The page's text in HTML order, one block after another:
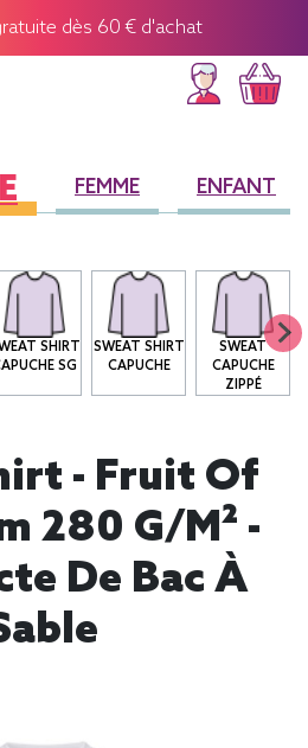
dès 60 € d'achat
FEMME ENFANT
SHIRT
SG
SWEAT SHIRT
CAPUCHE
SWEAT
CAPUCHE
ZIPPÉ
- Fruit Of
280 G/m² -
De Bac À